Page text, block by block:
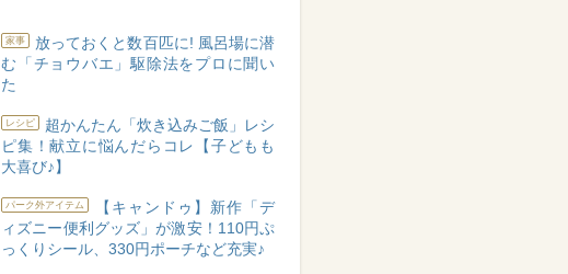
家事
放っておくと数百匹に! 風呂場に潜
む「チョウバエ」駆除法をプロに聞い
た
レシピ
超かんたん「炊き込みご飯」レシ
ピ集！献立に悩んだらコレ【子どもも
大喜び♪】
パーク外アイテム
【キャンドゥ】新作「デ
ィズニー便利グッズ」が激安！110円ぷ
っくりシール、330円ポーチなど充実♪